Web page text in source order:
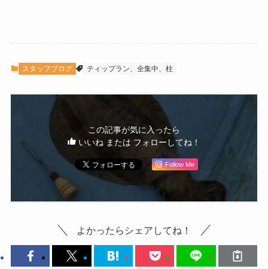
スタッフブログ ティップラン、全集中、柱
この記事が気に入ったら
いいね または フォローしてね！
Follow Me
よかったらシェアしてね！